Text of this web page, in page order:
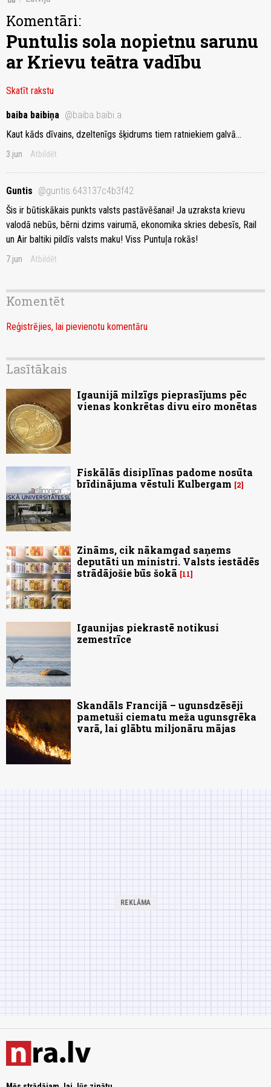
Komentāri:
Puntulis sola nopietnu sarunu
ar Krievu teātra vadību
Skatīt rakstu
baiba baibiņa @baiba.baibi.a
Kaut kāds dīvains, dzeltenīgs šķidrums tiem ratniekiem galvā...
3.jun Atbildēt
Guntis @guntis.643137c4b3f42
Šis ir būtiskākais punkts valsts pastāvēšanai! Ja uzraksta krievu
valodā nebūs, bērni dzims vairumā, ekonomika skries debesīs, Rail
un Air baltiki pildīs valsts maku! Viss Puntuļa rokās!
7.jun Atbildēt
Komentēt
Reģistrējies, lai pievienotu komentāru
Lasītākais
Igaunijā milzīgs pieprasījums pēc
vienas konkrētas divu eiro monētas
Fiskālās disiplīnas padome nosūta
brīdinājuma vēstuli Kulbergam
2
Zināms, cik nākamgad saņems
deputāti un ministri. Valsts iestādēs
strādājošie būs šokā
11
Igaunijas piekrastē notikusi
zemestrīce
Skandāls Francijā – ugunsdzēsēji
pametuši ciematu meža ugunsgrēka
varā, lai glābtu miljonāru mājas